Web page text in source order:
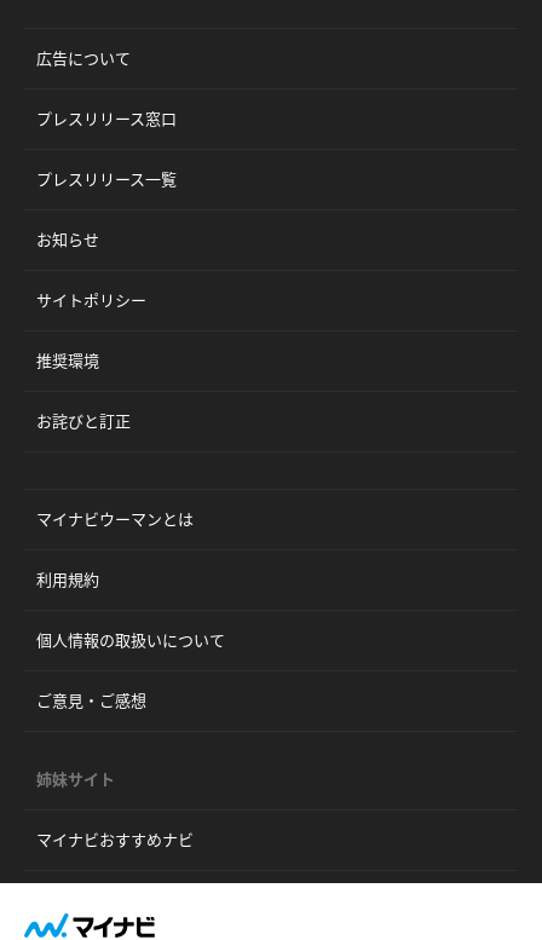
広告について
プレスリリース窓口
プレスリリース一覧
お知らせ
サイトポリシー
推奨環境
お詫びと訂正
マイナビウーマンとは
利用規約
個人情報の取扱いについて
ご意見・ご感想
姉妹サイト
マイナビおすすめナビ